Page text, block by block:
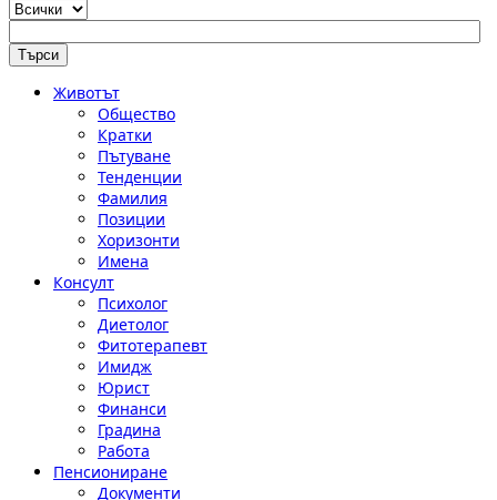
Животът
Общество
Кратки
Пътуване
Тенденции
Фамилия
Позиции
Хоризонти
Имена
Консулт
Психолог
Диетолог
Фитотерапевт
Имидж
Юрист
Финанси
Градина
Работа
Пенсиониране
Документи